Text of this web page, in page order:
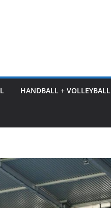
HANDBALL + VOLLEYBALL